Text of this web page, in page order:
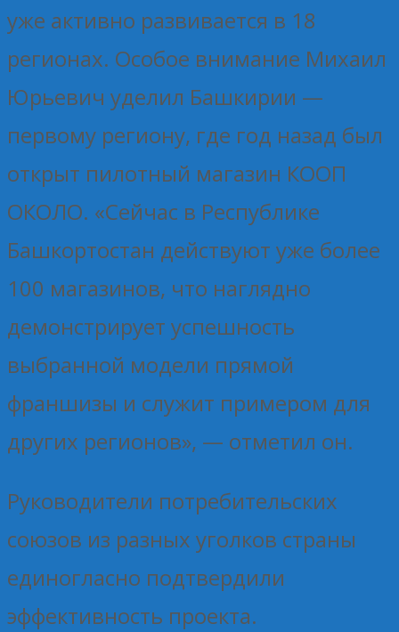
уже активно развивается в 18
регионах. Особое внимание Михаил
Юрьевич уделил Башкирии —
первому региону, где год назад был
открыт пилотный магазин КООП
ОКОЛО. «Сейчас в Республике
Башкортостан действуют уже более
100 магазинов, что наглядно
демонстрирует успешность
выбранной модели прямой
франшизы и служит примером для
других регионов», — отметил он.
Руководители потребительских
союзов из разных уголков страны
единогласно подтвердили
эффективность проекта.